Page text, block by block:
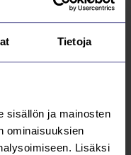
Tietoja
sisällön ja mainosten
ominaisuuksien
Lisäksi
Lue kaikki
nousee